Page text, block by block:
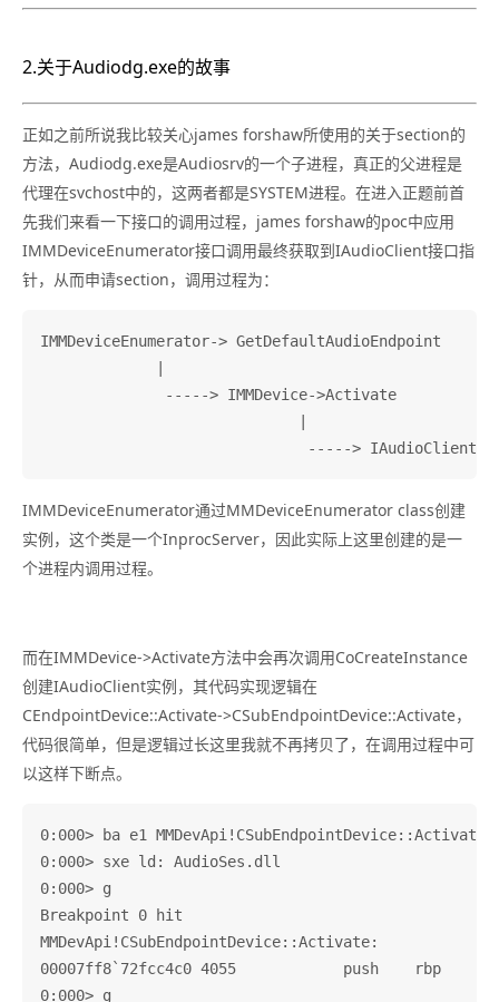
2.关于Audiodg.exe的故事
正如之前所说我比较关心james forshaw所使用的关于section的
方法，Audiodg.exe是Audiosrv的一个子进程，真正的父进程是
代理在svchost中的，这两者都是SYSTEM进程。在进入正题前首
先我们来看一下接口的调用过程，james forshaw的poc中应用
IMMDeviceEnumerator接口调用最终获取到IAudioClient接口指
针，从而申请section，调用过程为：
IMMDeviceEnumerator-> GetDefaultAudioEndpoint
              -----> IMMDevice->Activate
IMMDeviceEnumerator通过MMDeviceEnumerator class创建
实例，这个类是一个InprocServer，因此实际上这里创建的是一
个进程内调用过程。
而在IMMDevice->Activate方法中会再次调用CoCreateInstance
创建IAudioClient实例，其代码实现逻辑在
CEndpointDevice::Activate->CSubEndpointDevice::Activate，
代码很简单，但是逻辑过长这里我就不再拷贝了，在调用过程中可
以这样下断点。
0:000> ba e1 MMDevApi!CSubEndpointDevice::Activate
0:000> sxe ld: AudioSes.dll
0:000> g
Breakpoint 0 hit
MMDevApi!CSubEndpointDevice::Activate:
00007ff8`72fcc4c0 4055            push    rbp
0:000> g